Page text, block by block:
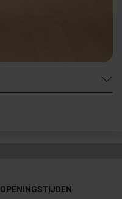
OPENINGSTIJDEN